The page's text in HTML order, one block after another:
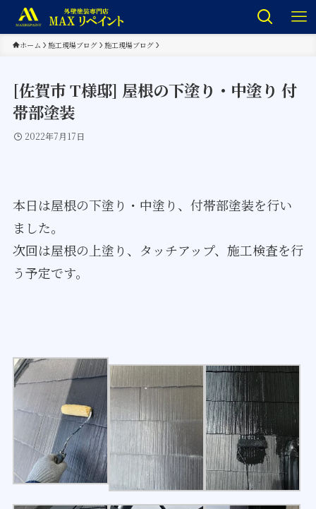
ホーム 施工現場ブログ 施工現場ブログ
[佐賀市 T様邸] 屋根の下塗り・中塗り 付
帯部塗装
2022年7月17日
本日は屋根の下塗り・中塗り、付帯部塗装を行い
ました。
次回は屋根の上塗り、タッチアップ、施工検査を行
う予定です。